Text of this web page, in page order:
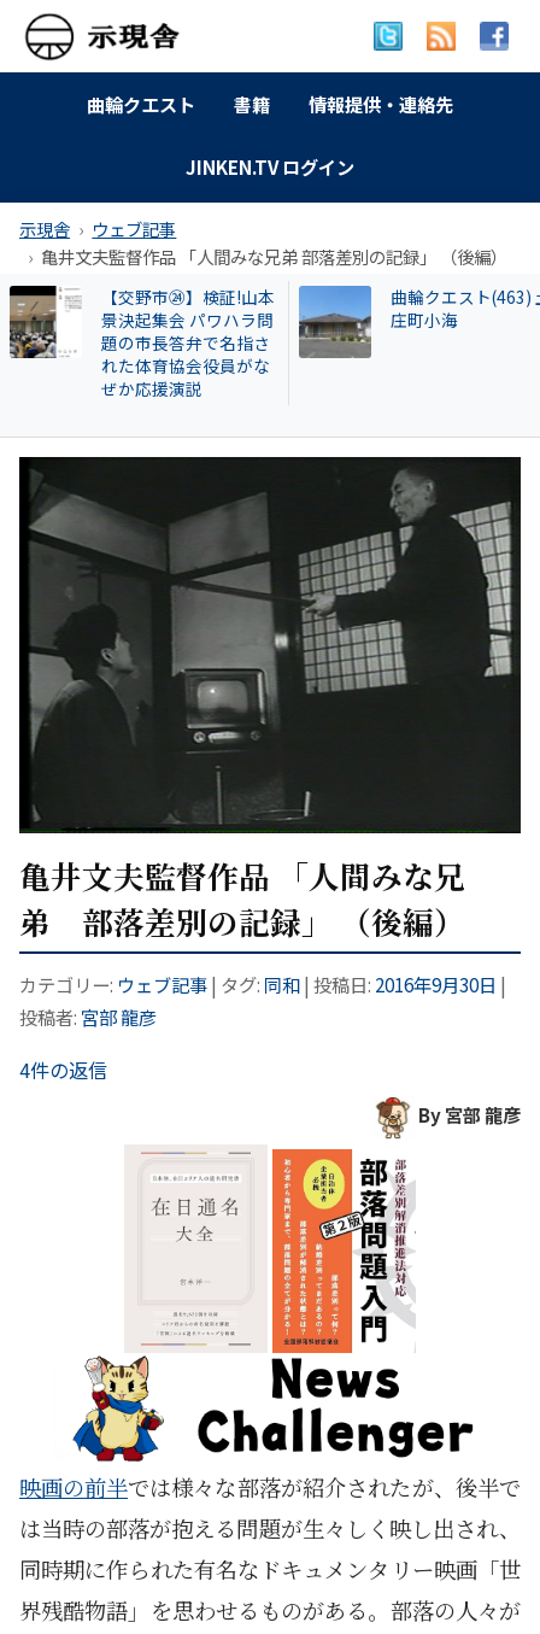
曲輪クエスト 書籍 情報提供・連絡先
JINKEN.TV ログイン
示現舎
ウェブ記事
亀井文夫監督作品 「人間みな兄弟 部落差別の記録」 （後編）
【交野市⑧】職員のパ
ワハラを問う資格があ
るか？山本景市長〝保
育園誹謗中傷事件〟の
ゾッとする話
特別企画 解放同盟
政等が 過去に公開
亀井文夫監督作品 「人間みな兄
弟 部落差別の記録」 （後編）
カテゴリー: ウェブ記事| タグ: 同和| 投稿日: 2016年9月30日 |
投稿者: 宮部 龍彦
4件の返信
By 宮部 龍彦
映画の前半では様々な部落が紹介されたが、後半で
は当時の部落が抱える問題が生々しく映し出され、
同時期に作られた有名なドキュメンタリー映画「世
界残酷物語」を思わせるものがある。部落の人々が